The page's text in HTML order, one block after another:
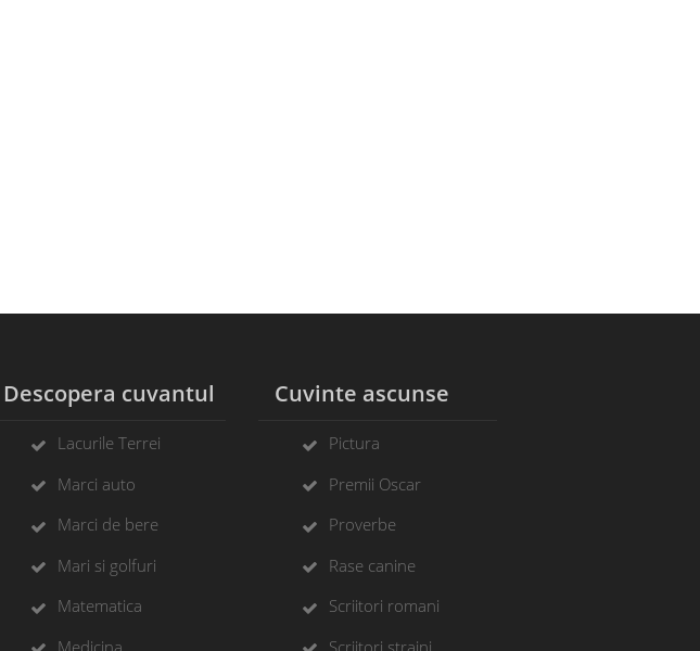
Descopera cuvantul
Lacurile Terrei
Marci auto
Marci de bere
Mari si golfuri
Matematica
Medicina
Cuvinte ascunse
Pictura
Premii Oscar
Proverbe
Rase canine
Scriitori romani
Scriitori straini